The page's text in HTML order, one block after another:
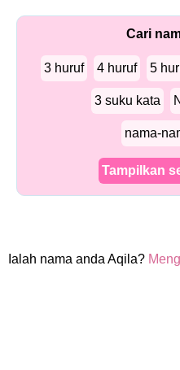
Cari
3 huruf 4 huruf 5
3 suku kata
nama-
Tampilkan
Ialah nama anda Aqila?